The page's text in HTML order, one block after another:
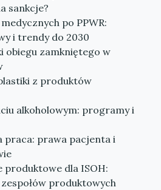
sankcje?
po PPWR:
i trendy do 2030
obiegu zamkniętego w
z produktów
alkoholowym: programy i
praca: prawa pacjenta i
produktowe dla ISOH:
produktowych